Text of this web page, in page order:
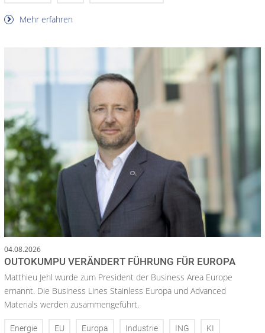
Mehr erfahren
04.08.2026
OUTOKUMPU VERÄNDERT FÜHRUNG FÜR EUROPA
Matthieu Jehl wurde zum President der Business Area Europe
ernannt. Die Business Lines Stainless Europa und Advanced
Materials werden zusammengeführt.
Energie EU Europa Industrie ING KI